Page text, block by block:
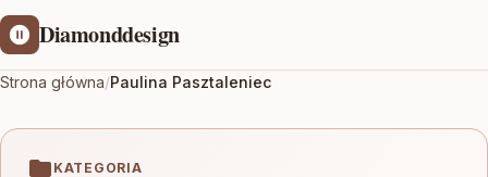
Diamonddesign
Strona główna/Paulina Pasztaleniec
KATEGORIA